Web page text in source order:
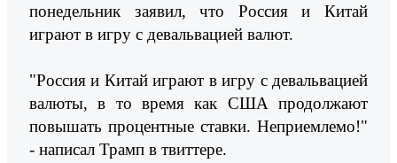
понедельник заявил, что Россия и Китай
играют в игру с девальвацией валют.
"Россия и Китай играют в игру с девальвацией
валюты, в то время как США продолжают
повышать процентные ставки. Неприемлемо!"
- написал Трамп в твиттере.